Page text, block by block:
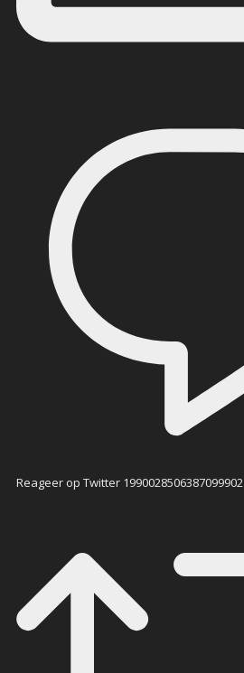
Reageer op Twitter 1990028506387099902